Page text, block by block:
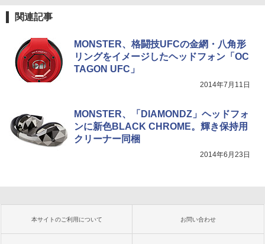
関連記事
MONSTER、格闘技UFCの金網・八角形
リングをイメージしたヘッドフォン「OC
TAGON UFC」
2014年7月11日
MONSTER、「DIAMONDZ」ヘッドフォ
ンに新色BLACK CHROME。輝き保持用
クリーナー同梱
2014年6月23日
本サイトのご利用について お問い合わせ